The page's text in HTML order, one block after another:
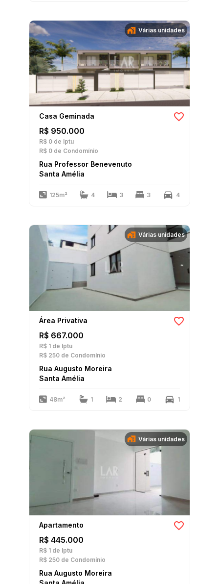
Várias unidades
Casa Geminada
R$ 950.000
R$ 0 de Iptu
R$ 0 de Condomínio
Rua Professor Benevenuto
Santa Amélia
125m² 4 3 3 4
Várias unidades
Área Privativa
R$ 667.000
R$ 1 de Iptu
R$ 250 de Condomínio
Rua Augusto Moreira
Santa Amélia
48m² 1 2 0 1
Várias unidades
Apartamento
R$ 445.000
R$ 1 de Iptu
R$ 250 de Condomínio
Rua Augusto Moreira